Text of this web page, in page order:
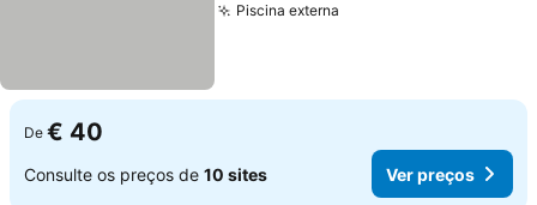
Piscina externa
De € 40
Consulte os preços de 10 sites Ver preços